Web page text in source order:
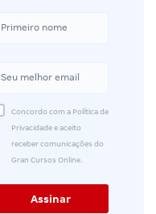
Concordo com a Política de
Privacidade e aceito
receber comunicações do
Gran Cursos Online.